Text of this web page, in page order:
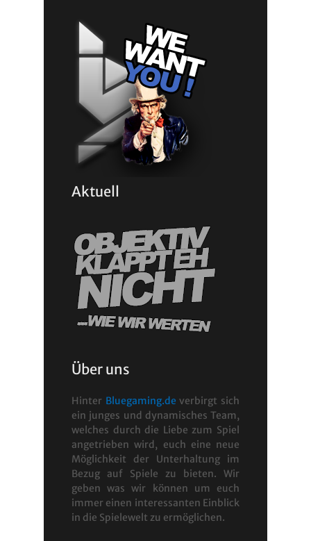
Aktuell
Über uns
Hinter Bluegaming.de verbirgt sich
ein junges und dynamisches Team,
welches durch die Liebe zum Spiel
angetrieben wird, euch eine neue
Möglichkeit der Unterhaltung im
Bezug auf Spiele zu bieten. Wir
geben was wir können um euch
immer einen interessanten Einblick
in die Spielewelt zu ermöglichen.